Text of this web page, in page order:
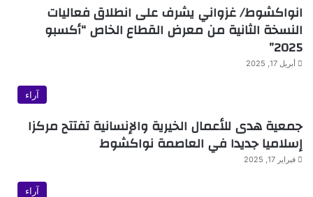
انواكشوط/ غزواني يشرف على انطلاق فعاليات
النسخة الثانية من معرض القطاع الخاص “أكسبو
2025”
أبريل 17, 2025
آراء
جمعية هدى للأعمال الخيرية والإنسانية تفتتح مركزا
إسلاميا جديدا في العاصمة نواكشوط
فبراير 17, 2025
آراء